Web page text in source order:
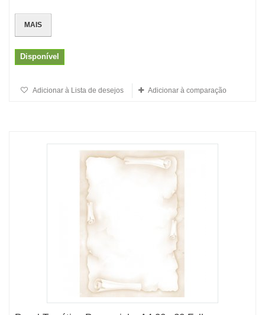
MAIS
Disponível
Adicionar à Lista de desejos Adicionar à comparação